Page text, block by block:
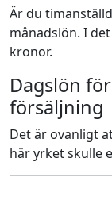
Är du
månadslön. I
kronor.
Dagslön
försäljning
Det är ovanligt
här yrket skulle